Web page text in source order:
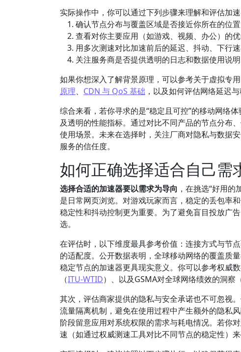
实际操作中，你可以通过下列步骤来理解和评估加速
确认节点分布与覆盖区域是否接近你所在的位置
查看对你主要应用（如游戏、视频、办公）的优
用多次测速对比加速前后的延迟、抖动、下行速
关注服务商是否提供透明的日志和数据使用说明
如果你想深入了解背景原理，可以参考关于虚拟专
原理、 CDN 与 QoS 基础 ，以及如何评估网络延迟
综合来看，若你寻求的是“稳定且可控”的移动网络
及透明的性能指标。通过对比不同产品的节点分布
使用场景。未来在选择时，关注厂商对隐私与数据
服务的信任度。
如何正确选择适合自己需
选择合适的加速器要以需求为导向 ，在挑选“好用
是日常网页浏览。对游戏玩家而言，稳定的丢包率
稳定性和抖动控制更为重要。为了避免盲目投放广
选。
在评估时，以下维度最具参考价值：连接方式与节
的适配度。公开数据表明，全球移动网络的覆盖质
稳定节点的加速器更具现实意义。你可以参考权威
（ITU-WTID）、以及GSMA对全球网络绩效的洞察
其次，评估商家提供的隐私与安全承诺也不可忽视
流量隔离机制，避免在使用过程中产生额外的隐私
阶段留意应用对系统权限的需求与耗电情况。若你
速（如通过权威测速工具对比不同节点的稳定性）来